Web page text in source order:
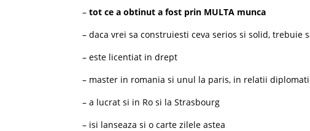
–tot ce a obtinut a fost prin MULTA munca
– daca vrei sa construiesti ceva serios si solid, trebuie
– este licentiat in drept
– master in romania si unul la paris, in relatii
– a lucrat si in Ro si la Strasbourg
– isi lanseaza si o carte zilele astea